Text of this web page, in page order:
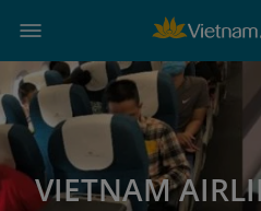
VIETNAM